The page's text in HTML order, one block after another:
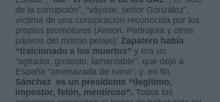
de la corrupción”, “váyase, señor González”,
víctima de una conspiración reconocida por los
propios promotores (Anson, Pedrojota y otros
pájaros del mismo pelaje); Zapatero había
“traicionado a los muertos” y era un
“agitador, grotesto, lamentable”, que dejó a
España “amenazada de ruina”; y, en fin,
Sánchez es un presidente “ilegítimo,
impostor, felón, mentiroso”. Todos los